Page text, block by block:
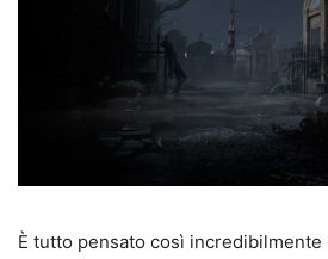
È tutto pensato così incredibilmente